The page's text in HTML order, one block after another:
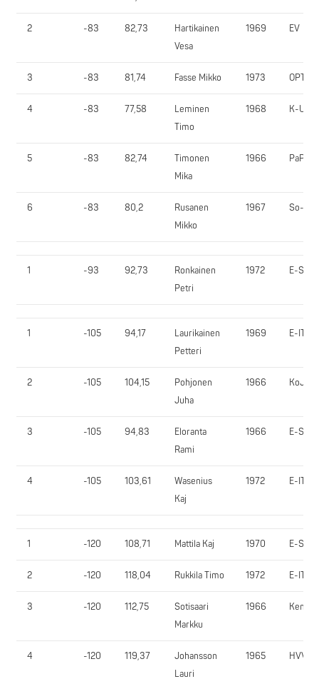
2 -83 82,73
Hartikainen
Vesa
1969 EV
3 -83 81,74 Fasse Mikko 1973 OPT
4 -83 77,58
Leminen
Timo
1968 K-UV
5 -83 82,74
Timonen
Mika
1966 PaPu
6 -83 80,2
Rusanen
Mikko
1967 So-Vi
1 -93 92,73
Ronkainen
Petri
1972 E-SV
1 -105 94,17
Laurikainen
Petteri
1969 E-IT
2 -105 104,15
Pohjonen
Juha
1966 KoJy
3 -105 94,83
Eloranta
Rami
1966 E-SV
4 -105 103,61
Wasenius
Kaj
1972 E-IT
1 -120 108,71 Mattila Kaj 1970 E-SV
2 -120 118,04 Rukkila Timo 1972 E-IT
3 -120 112,75
Sotisaari
Markku
1966
4 -120 119,37
Johansson
Lauri
1965 HVV